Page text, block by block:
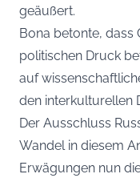
geäußert.
Bona betonte, dass
politischen Druck
auf
den interkulturellen
Der Ausschluss
Wandel in diesem
Erwägungen nun